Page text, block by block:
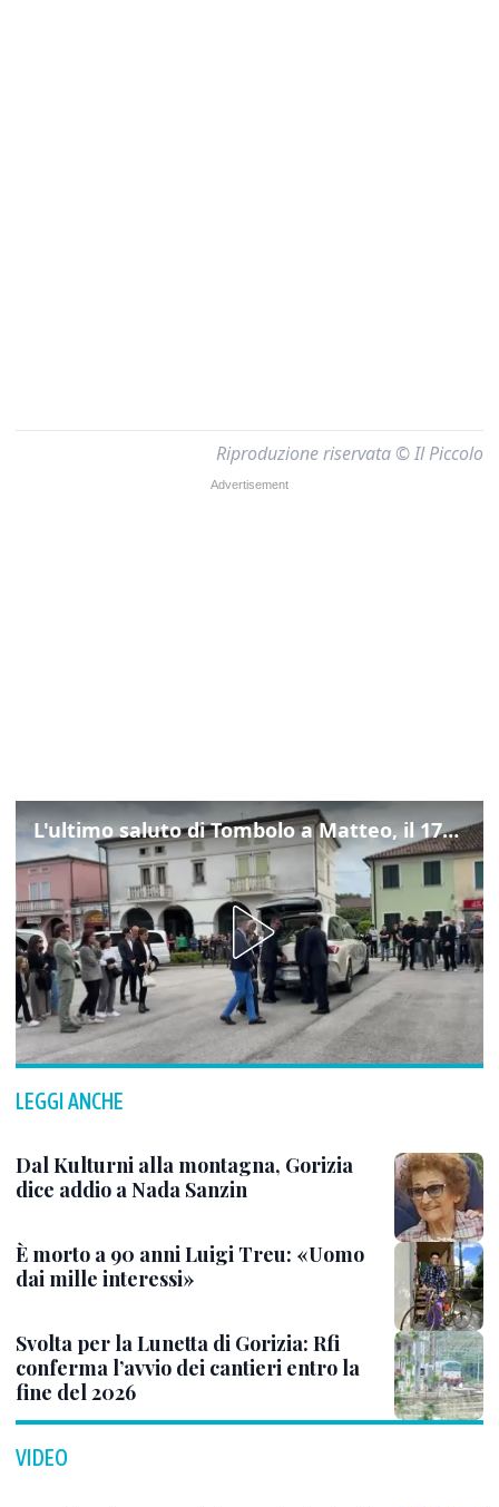
Riproduzione riservata © Il Piccolo
L'ultimo saluto di Tombolo a Matteo, il 17enne morto di tumore. Il video
LEGGI ANCHE
Dal Kulturni alla montagna, Gorizia
dice addio a Nada Sanzin
È morto a 90 anni Luigi Treu: «Uomo
dai mille interessi»
Svolta per la Lunetta di Gorizia: Rfi
conferma l’avvio dei cantieri entro la
fine del 2026
VIDEO